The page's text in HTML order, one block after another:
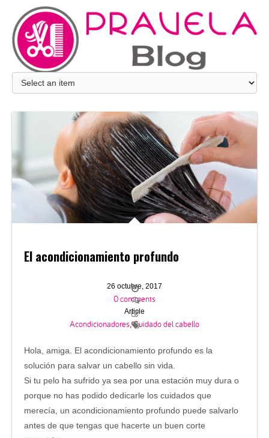
El acondicionamiento profundo
26 octubre, 2017
0 comments
Article
Acondicionadores,Cuidado del cabello
Hola, amiga. El acondicionamiento profundo es la
solución para salvar un cabello sin vida.
Si tu pelo ha sufrido ya sea por una estación muy dura o
porque no has podido dedicarle los cuidados que
merecía, un acondicionamiento profundo puede salvarlo
antes de que tengas que hacerte un buen corte